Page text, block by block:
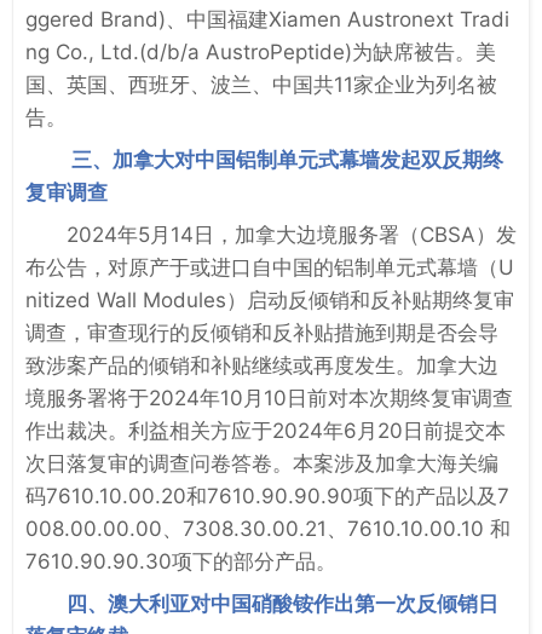
ggered Brand)、中国福建Xiamen Austronext Tradi
ng Co., Ltd.(d/b/a AustroPeptide)为缺席被告。美
国、英国、西班牙、波兰、中国共11家企业为列名被
告。
三、加拿大对中国铝制单元式幕墙发起双反期终
复审调查
2024年5月14日，加拿大边境服务署（CBSA）发
布公告，对原产于或进口自中国的铝制单元式幕墙（U
nitized Wall Modules）启动反倾销和反补贴期终复审
调查，审查现行的反倾销和反补贴措施到期是否会导
致涉案产品的倾销和补贴继续或再度发生。加拿大边
境服务署将于2024年10月10日前对本次期终复审调查
作出裁决。利益相关方应于2024年6月20日前提交本
次日落复审的调查问卷答卷。本案涉及加拿大海关编
码7610.10.00.20和7610.90.90.90项下的产品以及7
008.00.00.00、7308.30.00.21、7610.10.00.10 和
7610.90.90.30项下的部分产品。
四、澳大利亚对中国硝酸铵作出第一次反倾销日